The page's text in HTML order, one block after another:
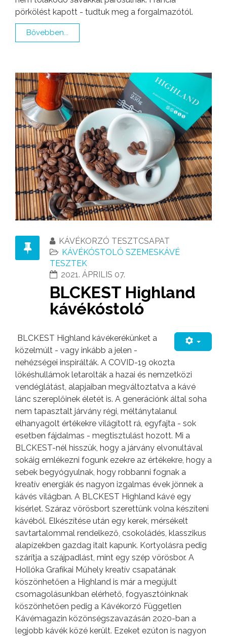
pörkölést kapott - tudtuk meg a forgalmazótól.
Bővebben...
KÁVÉKORZÓ TESZTCSAPAT
KÁVÉKÓSTOLÓ SZEMESKÁVÉ
TESZTEK
2021. ÁPRILIS 07.
BLCKEST Highland
kávékóstoló
BLCKEST Highland kávékerékünket a
közelmúlt - vagy inkább a jelen -
nehézségei inspirálták. A COVID-19 okozta
lökéshullámok letarolták a hazai és nemzetközi
vendéglátást, alapjaiban megváltoztatva a kávé
lánc szereplőinek életét is. A generációnk által soha
nem tapasztalt járvány régi, méltánytalanul
elhanyagolt értékekre világított rá, egyfajta - sok
esetben fájdalmas - megtisztulást hozott. Mi a
BLCKEST-nél hisszük, hogy a járvány elvonultával
sokáig emlékezni fogunk ezekre az értékekre, hogy a
sebek begyógyulnak, hogy robbanni fognak a
kreatív energiák és nagyon izgalmas évek jönnek a
kávés világban. A BLCKEST Highland kávé egy
kísérlet. Száraz vörösbort szerettünk volna készíteni
kávéból. Elkészítése után egy kerek, mérsékelt
savtartalommal rendelkező, csokoládés, klasszikus
alapízekben gazdag italt kapunk. Kortyolásra pedig
szárítja a szájpadlást, mint egy szép vörösbor. A
Hollóka Grafikai Műhely kreatív csapatának
köszönhetően a Highland is már a megújult
csomagolásunkban elérhető, fogyasztóinknak
köszönhetően pedig a Kávékorzó Független
Kávémagazin közönségszavazásán 2020-ban a
legjobb kávék közé került. Ezeket ezúton is nagyon